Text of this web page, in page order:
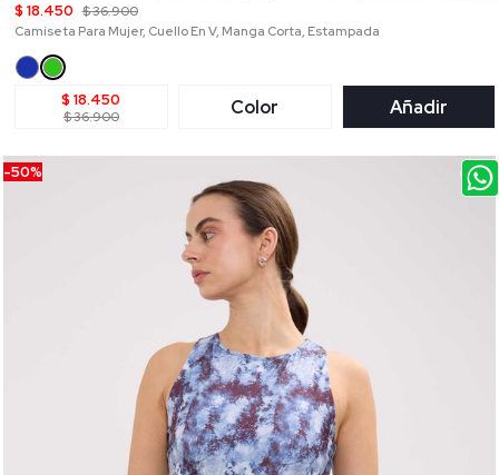
$ 18.450 $ 36.900
Camiseta Para Mujer, Cuello En V, Manga Corta, Estampada
$ 18.450
$ 36.900 Color Añadir
-50%